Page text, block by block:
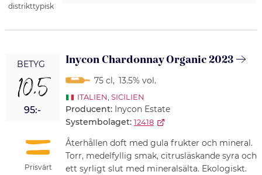
distrikttypisk
BETYG
10,5
95:-
Prisvärt
Inycon Chardonnay Organic 2023
75 cl , 13.5% vol.
ITALIEN, SICILIEN
Producent: Inycon Estate
Systembolaget: 12418
Återhållen doft med gula frukter och mineral.
Torr, medelfyllig smak, citrusläskande syra och
ett syrligt slut med mineralsälta. Ekologiskt.